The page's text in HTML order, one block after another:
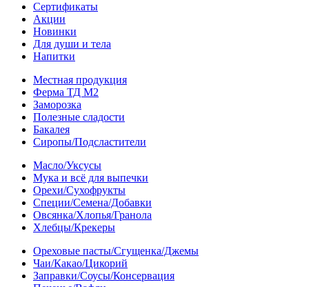
Сертификаты
Акции
Новинки
Для души и тела
Напитки
Местная продукция
Ферма ТД М2
Заморозка
Полезные сладости
Бакалея
Сиропы/Подсластители
Масло/Уксусы
Мука и всё для выпечки
Орехи/Сухофрукты
Специи/Семена/Добавки
Овсянка/Хлопья/Гранола
Хлебцы/Крекеры
Ореховые пасты/Сгущенка/Джемы
Чаи/Какао/Цикорий
Заправки/Соусы/Консервация